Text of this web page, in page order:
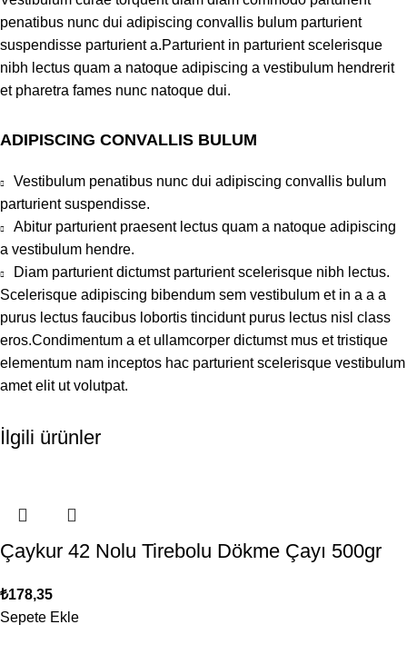
penatibus nunc dui adipiscing convallis bulum parturient
suspendisse parturient a.Parturient in parturient scelerisque
nibh lectus quam a natoque adipiscing a vestibulum hendrerit
et pharetra fames nunc natoque dui.
ADIPISCING CONVALLIS BULUM
Vestibulum penatibus nunc dui adipiscing convallis bulum
parturient suspendisse.
Abitur parturient praesent lectus quam a natoque adipiscing
a vestibulum hendre.
Diam parturient dictumst parturient scelerisque nibh lectus.
Scelerisque adipiscing bibendum sem vestibulum et in a a a
purus lectus faucibus lobortis tincidunt purus lectus nisl class
eros.Condimentum a et ullamcorper dictumst mus et tristique
elementum nam inceptos hac parturient scelerisque vestibulum
amet elit ut volutpat.
İlgili ürünler
Çaykur 42 Nolu Tirebolu Dökme Çayı 500gr
₺178,35
Sepete Ekle